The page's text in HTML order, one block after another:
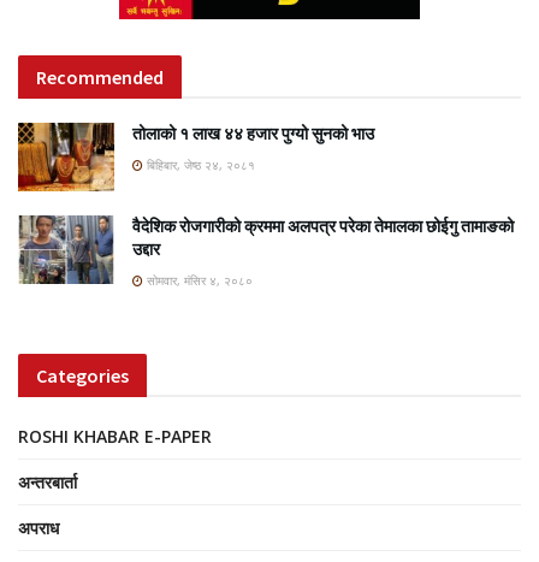
Recommended
तोलाको १ लाख ४४ हजार पुग्यो सुनको भाउ
बिहिबार, जेष्ठ २४, २०८१
वैदेशिक रोजगारीको क्रममा अलपत्र परेका तेमालका छोईगु तामाङको
उद्दार
सोमवार, मंसिर ४, २०८०
Categories
ROSHI KHABAR E-PAPER
अन्तरबार्ता
अपराध